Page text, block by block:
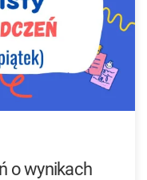
o wynikach